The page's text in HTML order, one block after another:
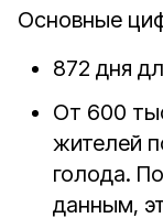
Основные
872 дня
От 600
жителей
голода.
данным,